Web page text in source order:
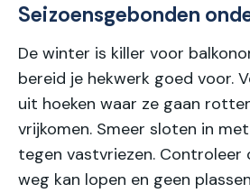
Seizoensgebonden
De winter is killer voor
bereid je hekwerk goed voor.
uit hoeken waar ze gaan
vrijkomen. Smeer sloten in
tegen vastvriezen. Controleer
weg kan lopen en geen